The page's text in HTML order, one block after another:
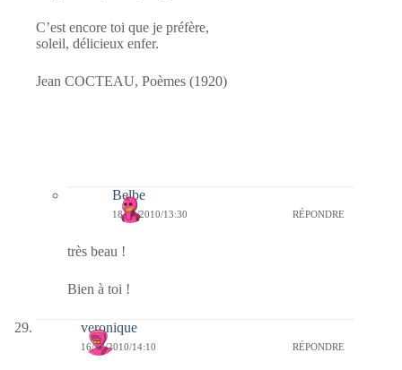
C’est encore toi que je préfère,
soleil, délicieux enfer.
Jean COCTEAU, Poèmes (1920)
Belbe
18/12/2010/13:30 RÉPONDRE
très beau !
Bien à toi !
veronique
16/12/2010/14:10 RÉPONDRE